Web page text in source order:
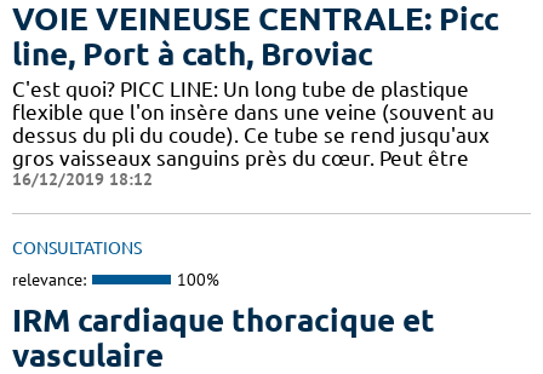
VOIE VEINEUSE CENTRALE: Picc
line, Port à cath, Broviac
C'est quoi? PICC LINE: Un long tube de plastique
flexible que l'on insère dans une veine (souvent au
dessus du pli du coude). Ce tube se rend jusqu'aux
gros vaisseaux sanguins près du cœur. Peut être
16/12/2019 18:12
CONSULTATIONS
relevance: 100%
IRM cardiaque thoracique et
vasculaire